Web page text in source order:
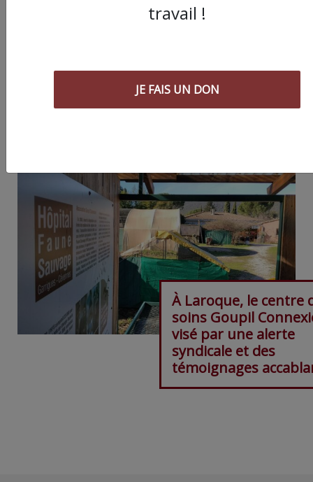
À Laroque, le centre
soins Goupil
visé par une alerte
syndicale et des
témoignages
travail !
JE FAIS UN DON